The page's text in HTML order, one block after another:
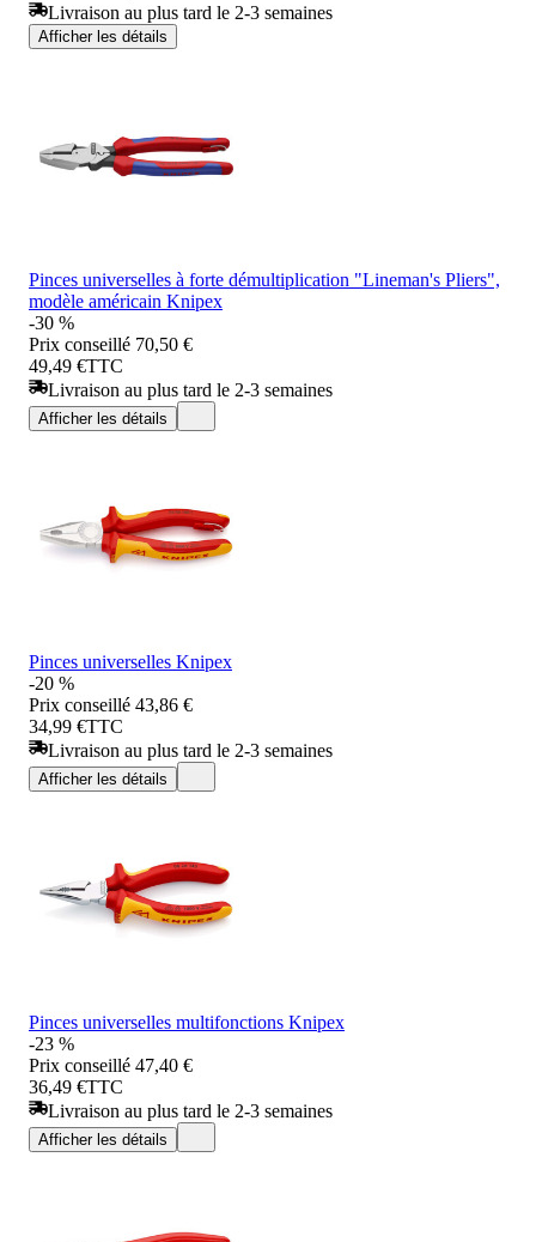
Livraison au plus tard le 2-3 semaines
Afficher les détails
Pinces universelles à forte démultiplication "Lineman's Pliers",
modèle américain Knipex
-30 %
Prix conseillé 70,50 €
49,49 €TTC
Livraison au plus tard le 2-3 semaines
Afficher les détails
Pinces universelles Knipex
-20 %
Prix conseillé 43,86 €
34,99 €TTC
Livraison au plus tard le 2-3 semaines
Afficher les détails
Pinces universelles multifonctions Knipex
-23 %
Prix conseillé 47,40 €
36,49 €TTC
Livraison au plus tard le 2-3 semaines
Afficher les détails